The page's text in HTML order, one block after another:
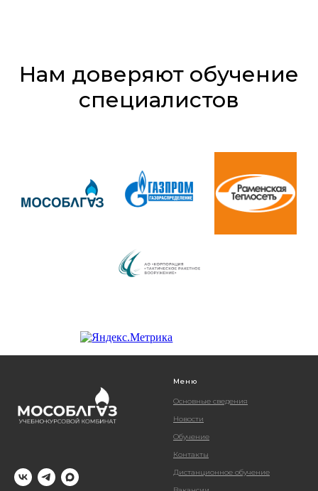
Нам доверяют обучение
специалистов
Меню
Основные сведения
Новости
Обучение
Контакты
Дистанционное обучение